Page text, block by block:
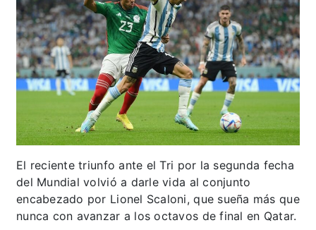
El reciente triunfo ante el Tri por la segunda fecha
del Mundial volvió a darle vida al conjunto
encabezado por Lionel Scaloni, que sueña más que
nunca con avanzar a los octavos de final en Qatar.